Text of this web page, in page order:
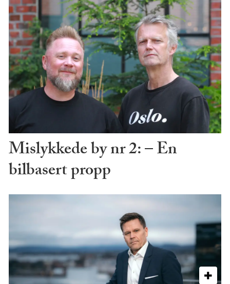
Mislykkede by nr 2: – En
bilbasert propp